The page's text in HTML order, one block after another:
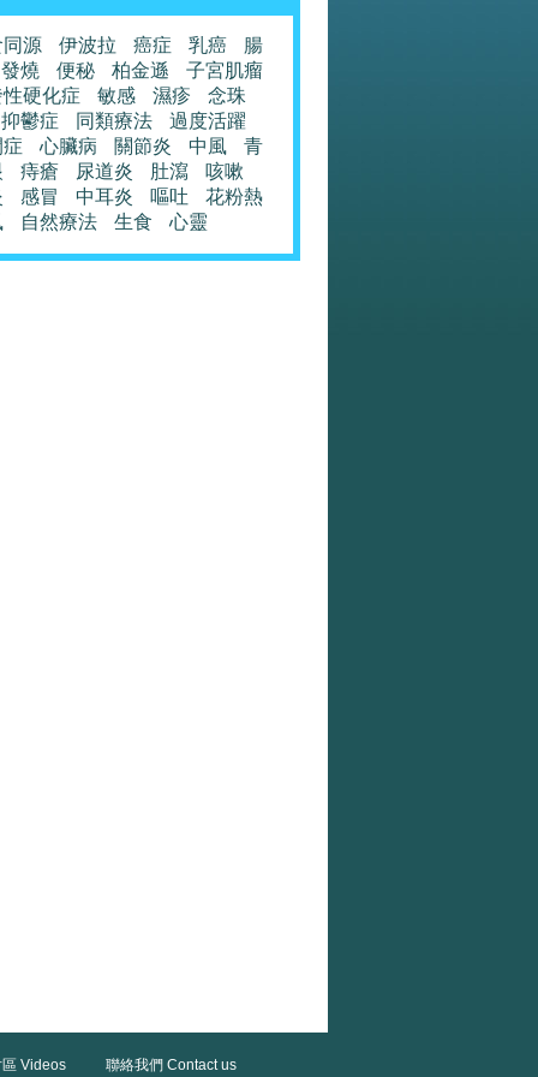
源 伊波拉 癌症 乳癌
腸
發燒
便秘 柏金遜
子宮肌瘤
硬化症
敏感 濕疹
念珠
抑鬱症
同類療法
過度活躍
心臟病 關節炎 中風
青
痔瘡 尿道炎 肚瀉
咳嗽
感冒 中耳炎 嘔吐
花粉熱
自然療法 生食 心靈
Videos 聯絡我們 Contact us